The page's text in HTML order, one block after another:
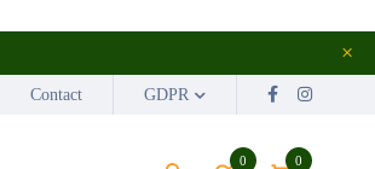
Contact GDPR
0
0